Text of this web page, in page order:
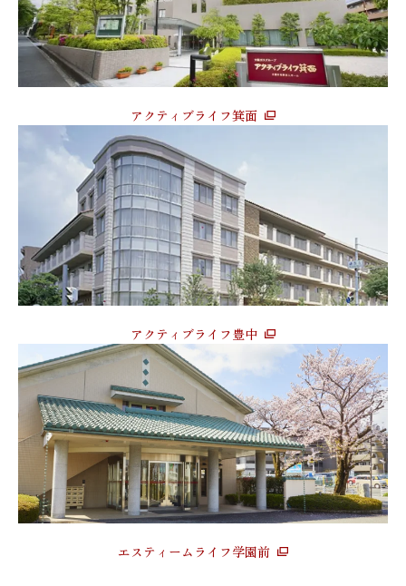
アクティブライフ箕面
アクティブライフ豊中
エスティームライフ学園前